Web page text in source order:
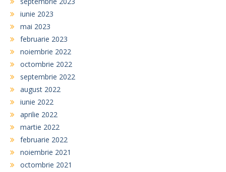
iunie 2023
mai 2023
februarie 2023
noiembrie 2022
octombrie 2022
septembrie 2022
august 2022
iunie 2022
aprilie 2022
martie 2022
februarie 2022
noiembrie 2021
octombrie 2021